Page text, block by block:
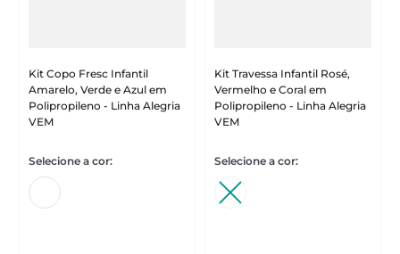
Kit Copo Fresc Infantil
Amarelo, Verde e Azul em
Polipropileno - Linha Alegria
VEM
Kit Travessa Infantil Rosé,
Vermelho e Coral em
Polipropileno - Linha Alegria
VEM